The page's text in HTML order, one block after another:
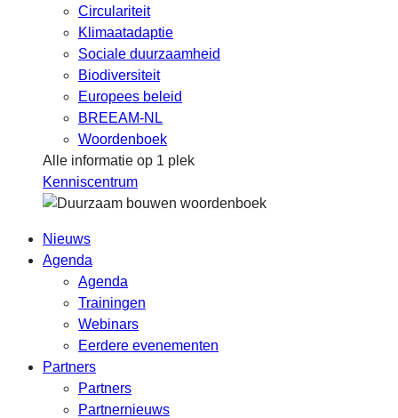
Circulariteit
Klimaatadaptie
Sociale duurzaamheid
Biodiversiteit
Europees beleid
BREEAM-NL
Woordenboek
Alle informatie op 1 plek
Kenniscentrum
Nieuws
Agenda
Agenda
Trainingen
Webinars
Eerdere evenementen
Partners
Partners
Partnernieuws